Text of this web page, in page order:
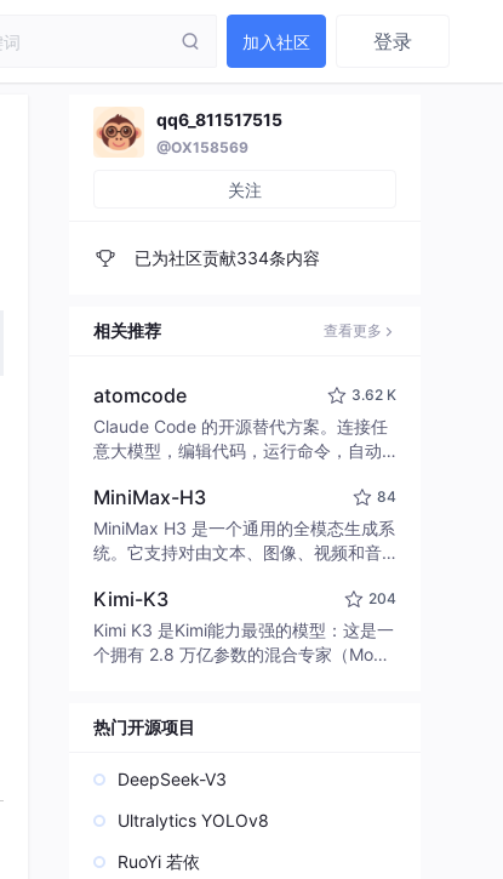
加入社区 登录
qq6_811517515
@OX158569
关注
已为社区贡献334条内容
相关推荐 查看更多
atomcode 3.62 K
Claude Code 的开源替代方案。连接任
意大模型，编辑代码，运行命令，自动
致性能。 ｜ An open-source alternativ
e to Claude Code. Connect any LLM,
edit code, run commands, and verify
MiniMax-H3 84
MiniMax H3 是一个通用的全模态生成系
统。它支持对由文本、图像、视频和音
并能生成分辨率高达 2K、时长可达 15
秒的带原生立体声音频的视频。得益于
面向任务泛化的系统设计，H3 在预训练
模态指令。
Kimi-K3 204
Kimi K3 是Kimi能力最强的模型：这是一
个拥有 2.8 万亿参数的混合专家（Mo
热门开源项目
DeepSeek-V3
Ultralytics YOLOv8
RuoYi 若依